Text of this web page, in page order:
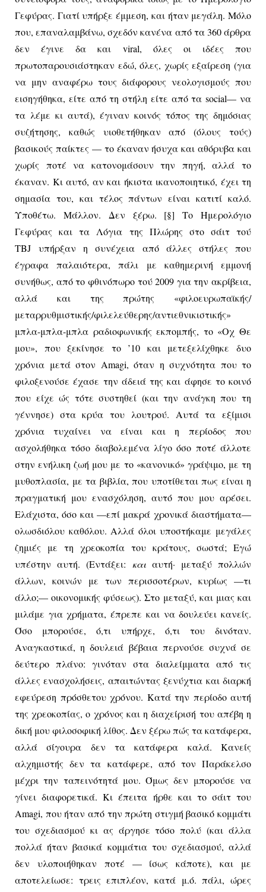
Γεφύρας. Γιατί υπήρξε έμμεση, και ήταν μεγάλη. Μόλο
που, επαναλαμβάνω, σχεδόν κανένα από τα 360 άρθρα
δεν έγινε δα και viral, όλες οι ιδέες που
πρωτοπαρουσιάστηκαν εδώ, όλες, χωρίς εξαίρεση (για
να μην αναφέρω τους διάφορους νεολογισμούς που
εισηγήθηκα, είτε από τη στήλη είτε από ταsocial— να
τα λέμε κι αυτά), έγιναν κοινός τόπος της δημόσιας
συζήτησης, καθώς υιοθετήθηκαν από (όλους τούς)
βασικούς παίκτες — το έκαναν ήσυχα και αθόρυβα και
χωρίς ποτέ να κατονομάσουν την πηγή, αλλά το
έκαναν. Κι αυτό, αν και ήκιστα ικανοποιητικό, έχει τη
σημασία του, και τέλος πάντων είναι κατιτί καλό.
Υποθέτω. Μάλλον. Δεν ξέρω. [§] Το Ημερολόγιο
Γεφύρας και τα Λόγια της Πλώρης στο σάιτ τού
TBJυπήρξαν η συνέχεια από άλλες στήλες που
έγραφα παλαιότερα, πάλι με καθημερινή εμμονή
συνήθως, από το φθινόπωρο τού 2009 για την ακρίβεια,
αλλά και της πρώτης «φιλοευρωπαϊκής/
μεταρρυθμιστικής/φιλελεύθερης/αντιεθνικιστικής»
μπλα-μπλα-μπλα ραδιοφωνικής εκπομπής, το «Οχ Θε
μου», που ξεκίνησε το ’10 και μετεξελίχθηκε δυο
χρόνια μετά στον Amagi, όταν η συχνότητα που το
φιλοξενούσε έχασε την άδειά της και άφησε το κοινό
που είχε ώς τότε συστηθεί (και την ανάγκη που τη
γέννησε) στα κρύα του λουτρού. Αυτά τα εξίμισι
χρόνια τυχαίνει να είναι και η περίοδος που
ασχολήθηκα τόσο διαβολεμένα λίγο όσο ποτέ άλλοτε
στην ενήλικη ζωή μου με το «κανονικό» γράψιμο, με τη
μυθοπλασία, με τα βιβλία, που υποτίθεται πως είναι η
πραγματική μου ενασχόληση, αυτό που μου αρέσει.
Ελάχιστα, όσο και —επί μακρά χρονικά διαστήματα—
ολωσδιόλου καθόλου. Αλλά όλοι υποστήκαμε μεγάλες
ζημιές με τη χρεοκοπία του κράτους, σωστά; Εγώ
υπέστην αυτή. (Εντάξει: καιαυτή· μεταξύ πολλών
άλλων, κοινών με των περισσοτέρων, κυρίως —τι
άλλο;— οικονομικής φύσεως). Στο μεταξύ, και μιας και
μιλάμε για χρήματα, έπρεπε και να δουλεύει κανείς.
Όσο μπορούσε, ό,τι υπήρχε, ό,τι του δινόταν.
Αναγκαστικά, η δουλειά βέβαια περνούσε συχνά σε
δεύτερο πλάνο: γινόταν στα διαλείμματα από τις
άλλες ενασχολήσεις, απαιτώντας ξενύχτια και διαρκή
εφεύρεση πρόσθετου χρόνου. Κατά την περίοδο αυτή
της χρεοκοπίας, ο χρόνος και η διαχείρισή του απέβη η
δική μου φιλοσοφική λίθος. Δεν ξέρω πώς τα κατάφερα,
αλλά σίγουρα δεν τα κατάφερα καλά. Κανείς
αλχημιστής δεν τα κατάφερε, από τον Παράκελσο
μέχρι την ταπεινότητά μου. Όμως δεν μπορούσε να
γίνει διαφορετικά. Κι έπειτα ήρθε και το σάιτ του
Amagi, που ήταν από την πρώτη στιγμή βασικό κομμάτι
του σχεδιασμού κι ας άργησε τόσο πολύ (και άλλα
πολλά ήταν βασικά κομμάτια του σχεδιασμού, αλλά
δεν υλοποιήθηκαν ποτέ — ίσως κάποτε), και με
αποτελείωσε: τρεις επιπλέον, κατά μ.ό. πάλι, ώρες